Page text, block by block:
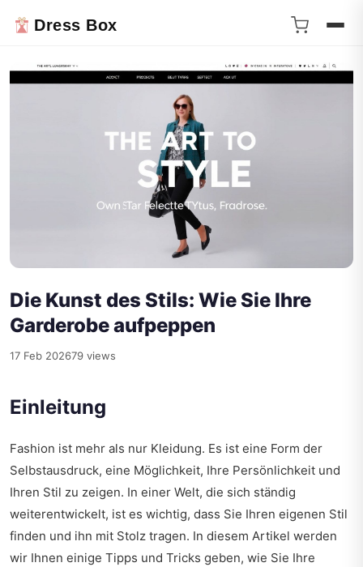
Dress Box
Die Kunst des Stils: Wie Sie Ihre
Garderobe aufpeppen
17 Feb 202679 views
Einleitung
Fashion ist mehr als nur Kleidung. Es ist eine Form der
Selbstausdruck, eine Möglichkeit, Ihre Persönlichkeit und
Ihren Stil zu zeigen. In einer Welt, die sich ständig
weiterentwickelt, ist es wichtig, dass Sie Ihren eigenen Stil
finden und ihn mit Stolz tragen. In diesem Artikel werden
wir Ihnen einige Tipps und Tricks geben, wie Sie Ihre